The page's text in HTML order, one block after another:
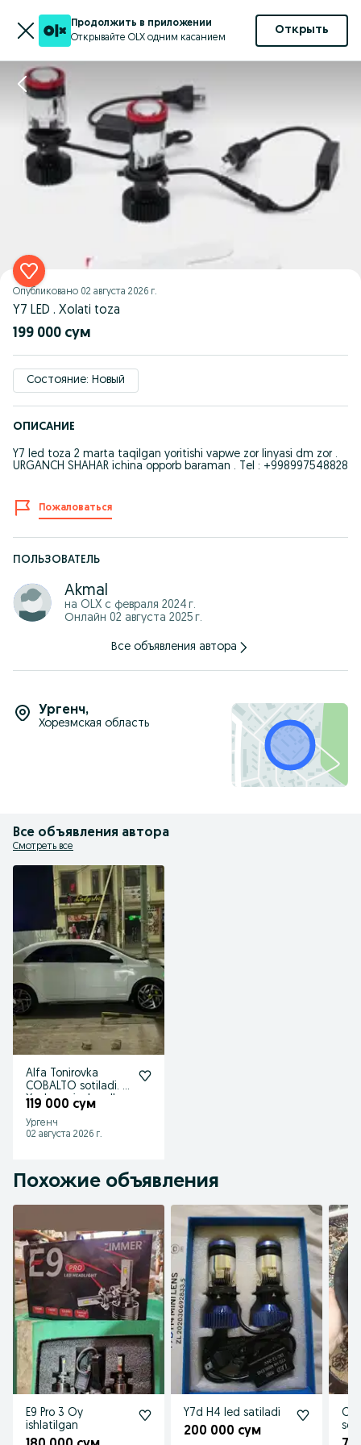
Продолжить в приложении
Открывайте OLX одним касанием
Открыть
Опубликовано 02 августа 2026 г.
Y7 LED . Xolati toza
199 000 сум
Состояние: Новый
ОПИСАНИЕ
Y7 led toza 2 marta taqilgan yoritishi vapwe zor linyasi dm zor .
URGANCH SHAHAR ichina opporb baraman . Tel : +998997548828
Пожаловаться
ПОЛЬЗОВАТЕЛЬ
Akmal
на OLX с февраля 2024 г.
Онлайн 02 августа 2025 г.
Все объявления автора
Ургенч,
Хорезмская область
Все объявления автора
Смотреть все
Alfa Tonirovka
COBALTO sotiladi. !!
Xoxlogonizcha olb
qoyovarasiz
119 000 сум
Ургенч
02 августа 2026 г.
Похожие объявления
E9 Pro 3 Oy
ishlatilgan
Y7d H4 led satiladi
200 000 сум